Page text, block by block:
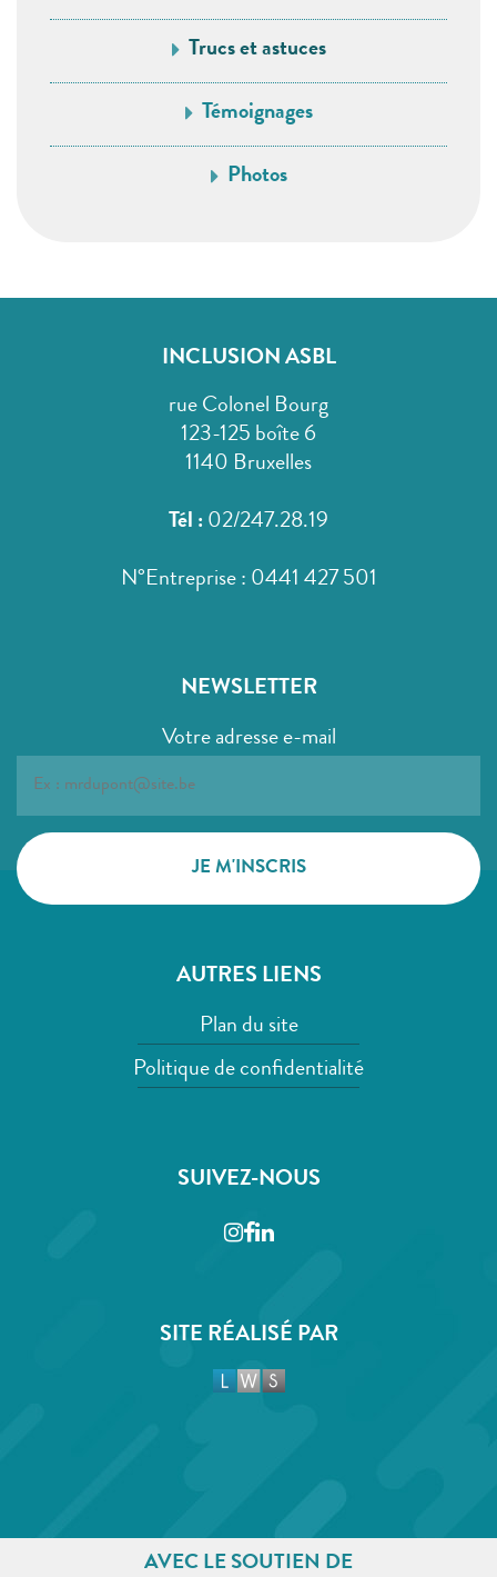
Trucs et astuces
Témoignages
Photos
INCLUSION ASBL
rue Colonel Bourg
123-125 boîte 6
1140 Bruxelles
Tél : 02/247.28.19
N°Entreprise : 0441 427 501
NEWSLETTER
Votre adresse e-mail
AUTRES LIENS
Plan du site
Politique de confidentialité
SUIVEZ-NOUS
Instagram
Facebook
LinkedIn
SITE RÉALISÉ PAR
AVEC LE SOUTIEN DE